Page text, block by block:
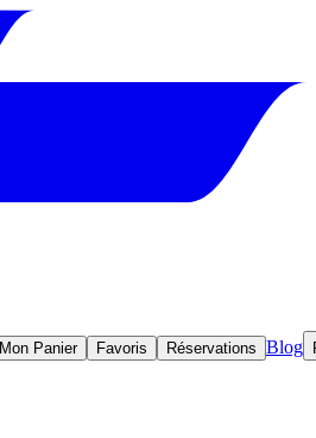
Mon Panier Favoris Réservations Blog